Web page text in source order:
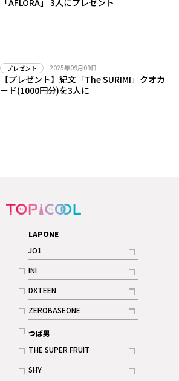
プレゼント 2025年09月09日
【プレゼント】紀文「The SURIMI」クオカ
ード(1000円分)を3人に
LAPONE
JO1
記事
INI
記事
ギャラリー
DXTEEN
記事
ギャラリー
ZEROBASEONE
記事
つば男
THE SUPER FRUIT
記事
SHY